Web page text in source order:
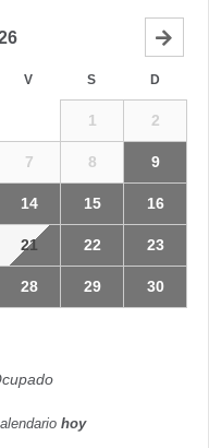
V S D
1 2
7 8 9
14 15 16
21 22 23
28 29 30
hoy